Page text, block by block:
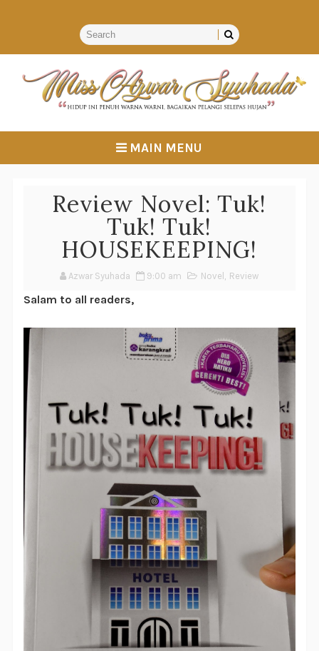
MAIN MENU
Review Novel: Tuk!
Tuk! Tuk!
HOUSEKEEPING!
Azwar Syuhada 9:00 am Novel Review
Salam to all readers,